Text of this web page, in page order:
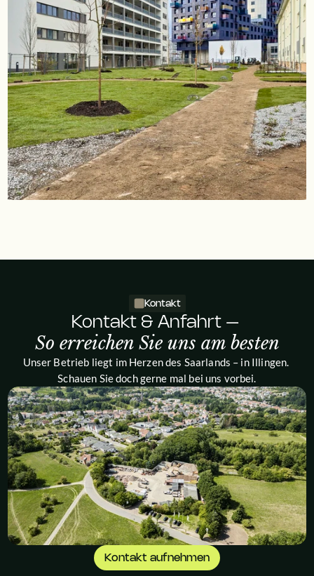
Kontakt
Kontakt & Anfahrt –
So erreichen Sie uns am besten
Unser Betrieb liegt im Herzen des Saarlands – in Illingen.
Schauen Sie doch gerne mal bei uns vorbei.
Kontakt aufnehmen
Kontakt aufnehmen